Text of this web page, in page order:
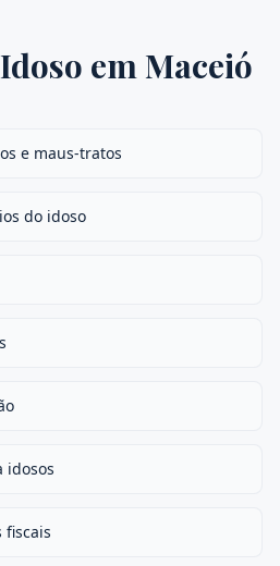
Idoso emMaceió
e maus-tratos
do idoso
idosos
fiscais